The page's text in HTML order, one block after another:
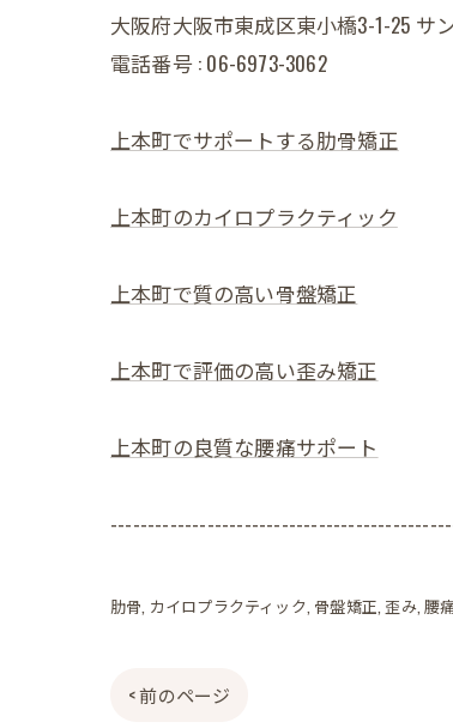
大阪府大阪市東成区東小橋3-1-25 サ
電話番号 : 06-6973-3062
上本町でサポートする肋骨矯正
上本町のカイロプラクティック
上本町で質の高い骨盤矯正
上本町で評価の高い歪み矯正
上本町の良質な腰痛サポート
肋骨 カイロプラクティック 骨盤矯正 歪み 腰
< 前のページ